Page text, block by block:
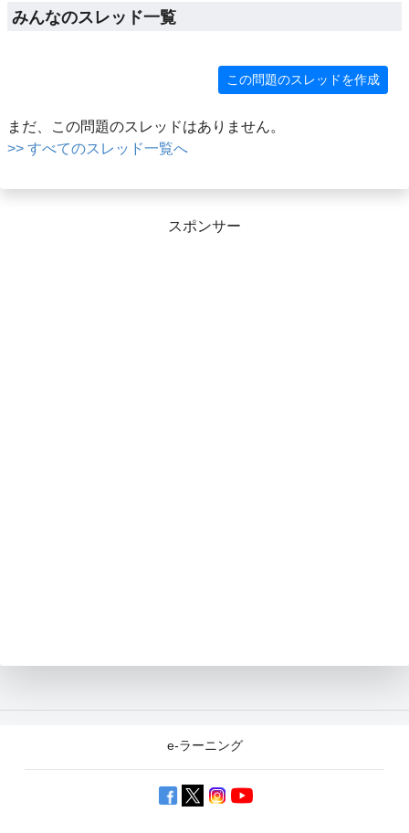
みんなのスレッド一覧
この問題のスレッドを作成
まだ、この問題のスレッドはありません。
>> すべてのスレッド一覧へ
スポンサー
e-ラーニング